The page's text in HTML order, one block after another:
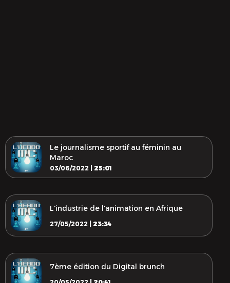
Le journalisme sportif au féminin au
Maroc
03/06/2022 | 25:01
L'industrie de l'animation en Afrique
27/05/2022 | 23:34
7ème édition du Digital brunch